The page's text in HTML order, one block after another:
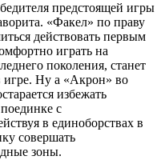
предстоящей игры
«Факел» по праву
действовать первым
играть на
поколения, станет
игре. Ну а «Акрон» во
избежать
с
в единоборствах в
совершать
зоны.